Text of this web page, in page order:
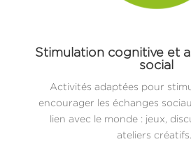
Stimulation cognitive et
social
Activités adaptées pour
encourager les échanges
lien avec le monde : jeux,
ateliers créatifs…